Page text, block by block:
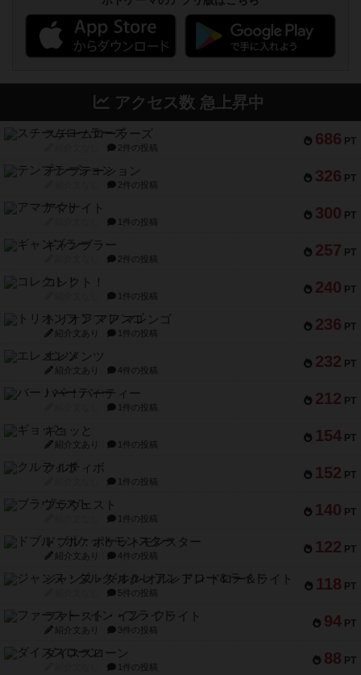
アクセス数 急上昇中
686 PT
スチームローラーズ
2件の投稿
326 PT
テンプテーション
2件の投稿
300 PT
アマナイト
1件の投稿
257 PT
ギャンブラー
2件の投稿
240 PT
コレクト！
1件の投稿
236 PT
トリオンフ ア マレンゴ
紹介文あり 1件の投稿
232 PT
エレメンツ
紹介文あり 4件の投稿
212 PT
バー！パーティー
1件の投稿
154 PT
ギョッと
紹介文あり 1件の投稿
152 PT
クルティボ
1件の投稿
140 PT
ブラヴェスト
1件の投稿
122 PT
ドブル：ポケットモンスター
紹介文あり 4件の投稿
118 PT
ジャンヌ・ダルク-オルレアン ドロー＆ライト
5件の投稿
94 PT
ファースト・イン・フライト
紹介文あり 3件の投稿
88 PT
ダイススローン
1件の投稿